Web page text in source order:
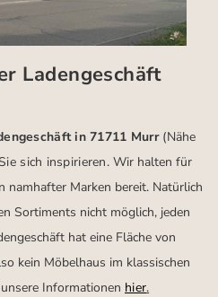
Ladengeschäft
in 71711 Murr (Nähe
sich inspirieren.Wir halten für
namhafter Marken bereit. Natürlich
Sortiments nicht möglich, jeden
hat eine Fläche von
kein Möbelhaus im klassischen
Informationen hier.